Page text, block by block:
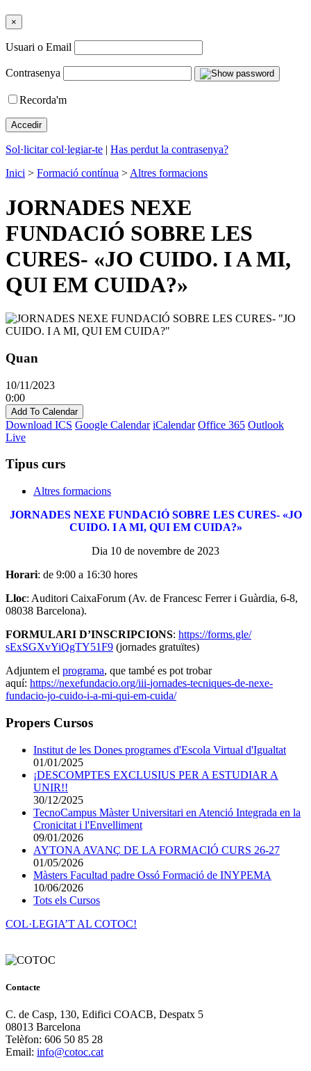
×
Usuari o Email
Contrasenya
Recorda'm
Sol·licitar col·legiar-te | Has perdut la contrasenya?
Inici > Formació contínua > Altres formacions
JORNADES NEXE
FUNDACIÓ SOBRE LES
CURES- «JO CUIDO. I A MI,
QUI EM CUIDA?»
Quan
10/11/2023
0:00
Add To Calendar
Download ICS Google Calendar iCalendar Office 365 Outlook
Live
Tipus curs
Altres formacions
JORNADES NEXE FUNDACIÓ SOBRE LES CURES- «JO
CUIDO. I A MI, QUI EM CUIDA?»
Dia 10 de novembre de 2023
Horari: de 9:00 a 16:30 hores
Lloc: Auditori CaixaForum (Av. de Francesc Ferrer i Guàrdia, 6-8,
08038 Barcelona).
FORMULARI D’INSCRIPCIONS: https://forms.gle/
sExSGXvYiQgTY51F9 (jornades gratuïtes)
Adjuntem el programa, que també es pot trobar
aquí: https://nexefundacio.org/iii-jornades-tecniques-de-nexe-
fundacio-jo-cuido-i-a-mi-qui-em-cuida/
Propers Cursos
Institut de les Dones programes d'Escola Virtual d'Igualtat
01/01/2025
¡DESCOMPTES EXCLUSIUS PER A ESTUDIAR A
UNIR!!
30/12/2025
TecnoCampus Màster Universitari en Atenció Integrada en la
Cronicitat i l'Envelliment
09/01/2026
AYTONA AVANÇ DE LA FORMACIÓ CURS 26-27
01/05/2026
Màsters Facultad padre Ossó Formació de INYPEMA
10/06/2026
Tots els Cursos
COL·LEGIA’T AL COTOC!
Contacte
C. de Casp, 130, Edifici COACB, Despatx 5
08013 Barcelona
Telèfon: 606 50 85 28
Email: info@cotoc.cat